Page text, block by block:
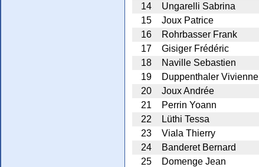
14
Ungarelli Sabrina
15
Joux Patrice
16
Rohrbasser Frank
17
Gisiger Frédéric
18
Naville Sebastien
19
Duppenthaler Vivienne
20
Joux Andrée
21
Perrin Yoann
22
Lüthi Tessa
23
Viala Thierry
24
Banderet Bernard
25
Domenge Jean